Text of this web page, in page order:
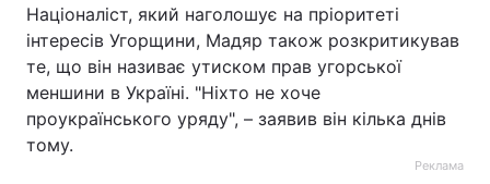
Націоналіст, який наголошує на пріоритеті
інтересів Угорщини, Мадяр також розкритикував
те, що він називає утиском прав угорської
меншини в Україні. "Ніхто не хоче
проукраїнського уряду", – заявив він кілька днів
тому.
Реклама